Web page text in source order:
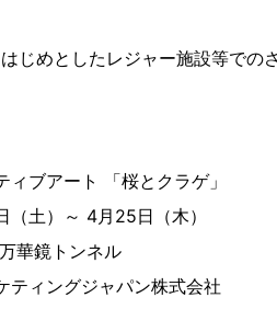
じめとしたレジャー施設等での
ブアート 「桜とクラゲ」
土）～ 4月25日（木）
華鏡トンネル
ティングジャパン株式会社